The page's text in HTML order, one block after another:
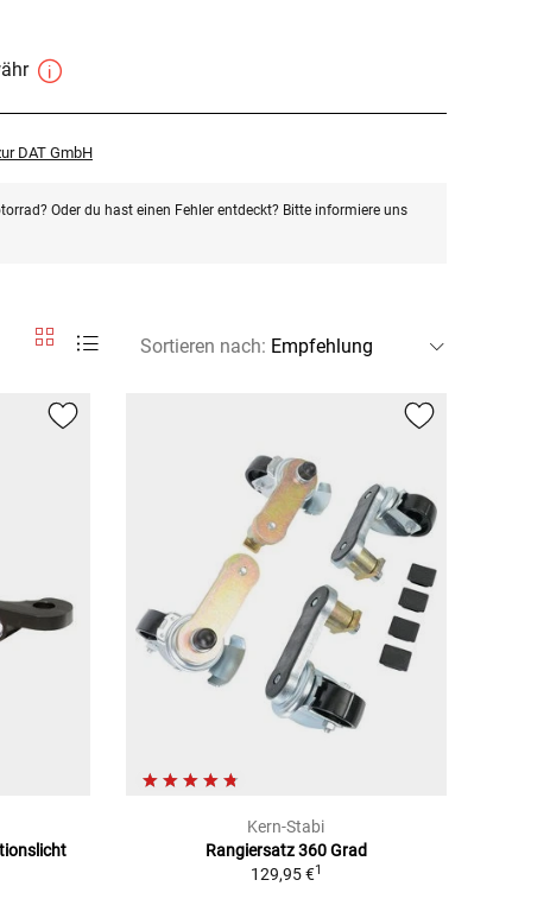
DAT GmbH
Oder du hast einen Fehler entdeckt? Bitte informiere uns
Sortieren nach:
Kern-Stabi
Rangiersatz 360 Grad
129,95 €1